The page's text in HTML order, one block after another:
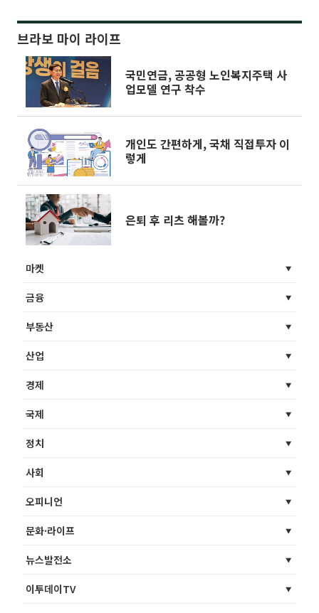
브라보 마이 라이프
국민연금, 공공형 노인복지주택 사
업모델 연구 착수
개인도 간편하게, 국채 직접투자 이
렇게
은퇴 후 리츠 해볼까?
마켓
금융
부동산
산업
경제
국제
정치
사회
오피니언
문화·라이프
뉴스발전소
이투데이TV